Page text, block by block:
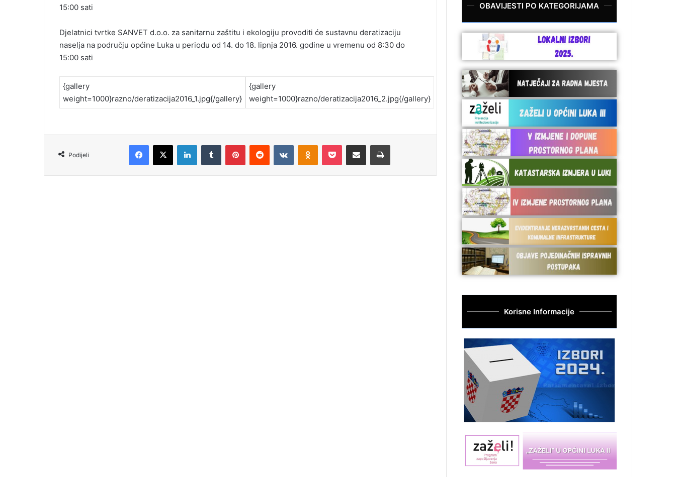
15:00 sati
Djelatnici tvrtke SANVET d.o.o. za sanitarnu zaštitu i ekologiju provoditi će sustavnu deratizaciju
naselja na području općine Luka u periodu od 14. do 18. lipnja 2016. godine u vremenu od 8:30 do
15:00 sati
{gallery
weight=1000}razno/deratizacija2016_1.jpg{/gallery}
{gallery
weight=1000}razno/deratizacija2016_2.jpg{/gallery}
Podijeli
OBAVIJESTI PO KATEGORIJAMA
Korisne Informacije